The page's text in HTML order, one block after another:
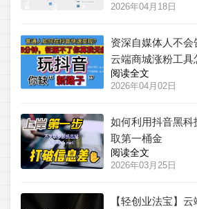
2026年04月18日
资深自媒体人不
云端商城涨粉工具
阅读全文
2026年04月02日
如何利用抖音黑
取第一桶金
阅读全文
2026年03月25日
【轻创业法宝】